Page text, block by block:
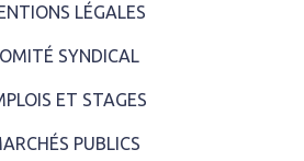
LÉGALES
SYNDICAL
ET STAGES
PUBLICS